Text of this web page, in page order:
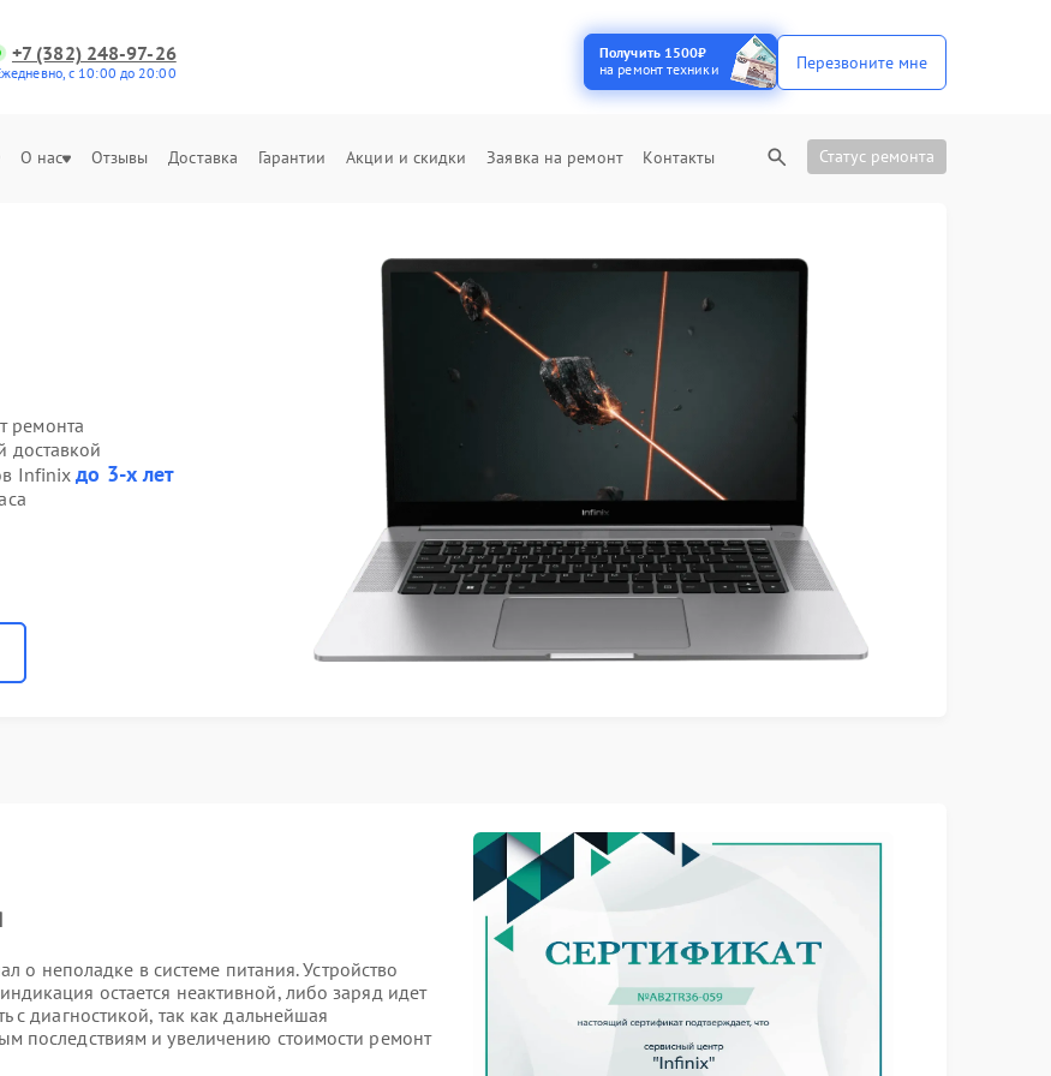
+7 (382) 248-97-26
с 10:00 до 20:00
Получить 1500₽
на ремонт техники
Перезвоните мне
О нас Отзывы Доставка Гарантии Акции и скидки Заявка на ремонт Контакты Статус ремонта
ремонта
доставкой
Infinixдо 3-х лет
о неполадке в системе питания. Устройство
остается неактивной, либо заряд идет
с диагностикой, так как дальнейшая
последствиям и увеличению стоимости ремонт